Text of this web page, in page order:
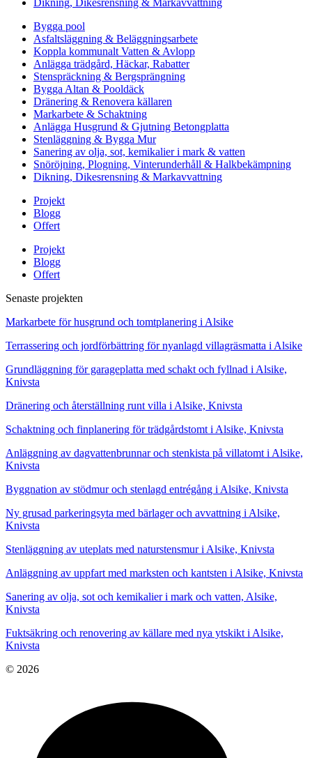
Bygga pool
Asfaltsläggning & Beläggningsarbete
Koppla kommunalt Vatten & Avlopp
Anlägga trädgård, Häckar, Rabatter
Stenspräckning & Bergsprängning
Bygga Altan & Pooldäck
Dränering & Renovera källaren
Markarbete & Schaktning
Anlägga Husgrund & Gjutning Betongplatta
Stenläggning & Bygga Mur
Sanering av olja, sot, kemikalier i mark & vatten
Snöröjning, Plogning, Vinterunderhåll & Halkbekämpning
Dikning, Dikesrensning & Markavvattning
Projekt
Blogg
Offert
Projekt
Blogg
Offert
Senaste projekten
Markarbete för husgrund och tomtplanering i Alsike
Terrassering och jordförbättring för nyanlagd villagräsmatta i Alsike
Grundläggning för garageplatta med schakt och fyllnad i Alsike,
Knivsta
Dränering och återställning runt villa i Alsike, Knivsta
Schaktning och finplanering för trädgårdstomt i Alsike, Knivsta
Anläggning av dagvattenbrunnar och stenkista på villatomt i Alsike,
Knivsta
Byggnation av stödmur och stenlagd entrégång i Alsike, Knivsta
Ny grusad parkeringsyta med bärlager och avvattning i Alsike,
Knivsta
Stenläggning av uteplats med naturstensmur i Alsike, Knivsta
Anläggning av uppfart med marksten och kantsten i Alsike, Knivsta
Sanering av olja, sot och kemikalier i mark och vatten, Alsike,
Knivsta
Fuktsäkring och renovering av källare med nya ytskikt i Alsike,
Knivsta
© 2026